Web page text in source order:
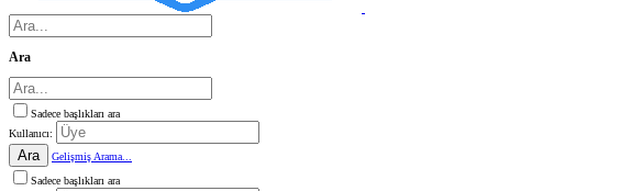
Ara
Sadece başlıkları ara
Kullanıcı:
Ara
Gelişmiş Arama...
Sadece başlıkları ara